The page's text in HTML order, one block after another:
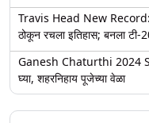
Travis Head New
ठोकून रचला इतिहास; बनला टी-
Ganesh Chaturthi 2024
घ्या, शहरनिहाय पूजेच्या वेळा